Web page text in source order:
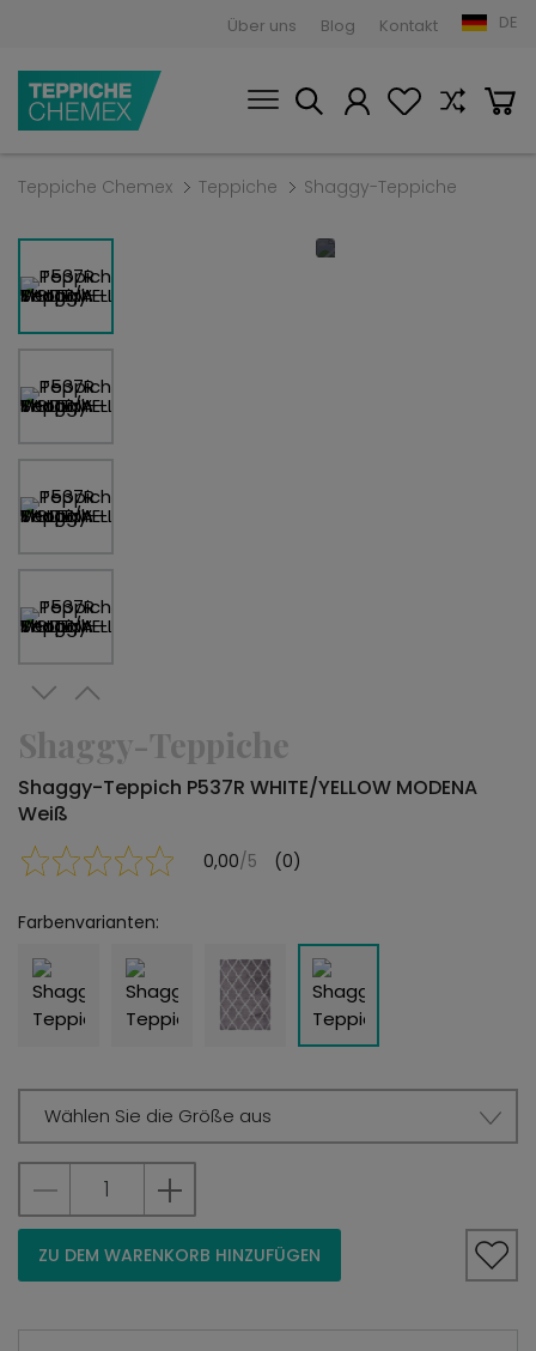
Über uns Blog Kontakt DE
Teppiche Chemex Teppiche Shaggy-Teppiche
Shaggy-Teppiche
Shaggy-Teppich P537R WHITE/YELLOW MODENA
Weiß
0,00/5 (0)
Farbenvarianten:
Wählen Sie die Größe aus
ZU DEM WARENKORB HINZUFÜGEN